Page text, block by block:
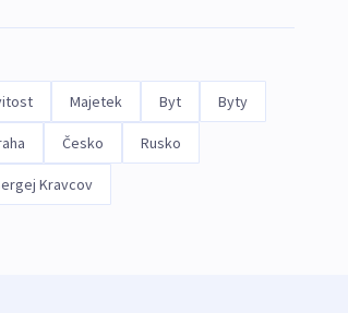
Majetek Byt Byty
Česko Rusko
Kravcov